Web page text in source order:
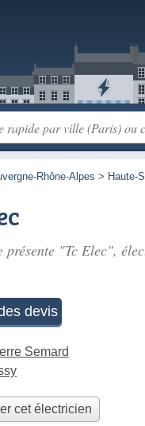
Rhône-Alpes > Haute-
présente "Tc Elec",
devis
Semard
cet électricien